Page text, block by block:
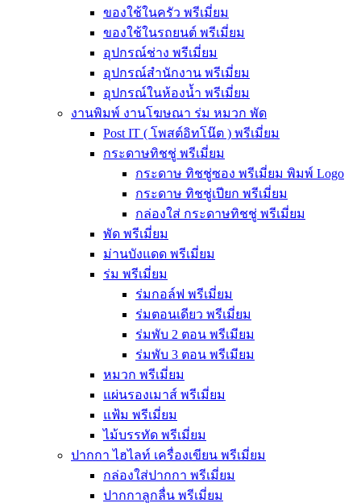
ของใช้ในครัว พรีเมี่ยม
ของใช้ในรถยนต์ พรีเมี่ยม
อุปกรณ์ช่าง พรีเมี่ยม
อุปกรณ์สำนักงาน พรีเมี่ยม
อุปกรณ์ในห้องน้ำ พรีเมี่ยม
งานพิมพ์ งานโฆษณา ร่ม หมวก พัด
Post IT ( โพสต์อิทโน๊ต ) พรีเมี่ยม
กระดาษทิชชู่ พรีเมี่ยม
กระดาษ ทิชชู่ซอง พรีเมี่ยม พิมพ์ Logo
กระดาษ ทิชชู่เปียก พรีเมี่ยม
กล่องใส่ กระดาษทิชชู่ พรีเมี่ยม
พัด พรีเมี่ยม
ม่านบังแดด พรีเมี่ยม
ร่ม พรีเมี่ยม
ร่มกอล์ฟ พรีเมี่ยม
ร่มตอนเดียว พรีเมี่ยม
ร่มพับ 2 ตอน พรีเมียม
ร่มพับ 3 ตอน พรีเมียม
หมวก พรีเมี่ยม
แผ่นรองเมาส์ พรีเมี่ยม
แฟ้ม พรีเมี่ยม
ไม้บรรทัด พรีเมี่ยม
ปากกา ไฮไลท์ เครื่องเขียน พรีเมี่ยม
กล่องใส่ปากกา พรีเมี่ยม
ปากกาลูกลื่น พรีเมี่ยม